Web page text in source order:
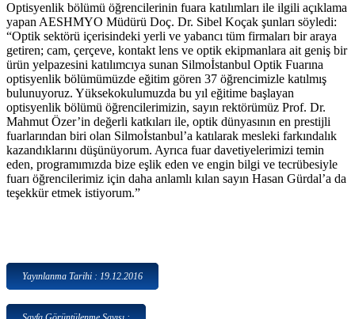
Optisyenlik bölümü öğrencilerinin fuara katılımları ile ilgili açıklama
yapan AESHMYO Müdürü Doç. Dr. Sibel Koçak şunları söyledi:
“Optik sektörü içerisindeki yerli ve yabancı tüm firmaları bir araya
getiren; cam, çerçeve, kontakt lens ve optik ekipmanlara ait geniş bir
ürün yelpazesini katılımcıya sunan Silmoİstanbul Optik Fuarına
optisyenlik bölümümüzde eğitim gören 37 öğrencimizle katılmış
bulunuyoruz. Yüksekokulumuzda bu yıl eğitime başlayan
optisyenlik bölümü öğrencilerimizin, sayın rektörümüz Prof. Dr.
Mahmut Özer’in değerli katkıları ile, optik dünyasının en prestijli
fuarlarından biri olan Silmoİstanbul’a katılarak mesleki farkındalık
kazandıklarını düşünüyorum. Ayrıca fuar davetiyelerimizi temin
eden, programımızda bize eşlik eden ve engin bilgi ve tecrübesiyle
fuarı öğrencilerimiz için daha anlamlı kılan sayın Hasan Gürdal’a da
teşekkür etmek istiyorum.”
Yayınlanma Tarihi : 19.12.2016